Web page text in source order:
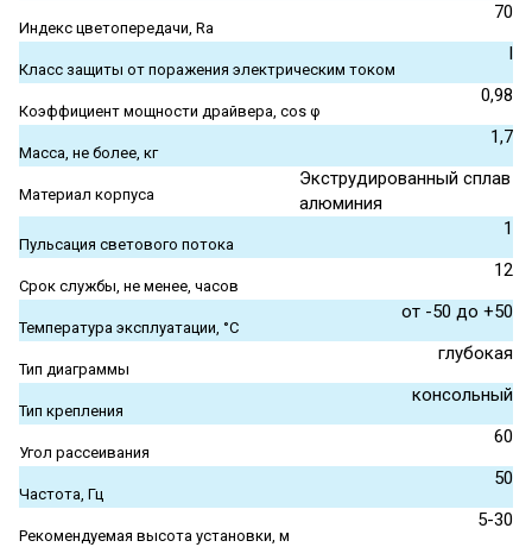
Индекс цветопередачи, Ra
70
Класс защиты от поражения электрическим током
I
Коэффициент мощности драйвера, cos φ
0,98
Масса, не более, кг
1,7
Материал корпуса
Экструдированный сплав
алюминия
Пульсация светового потока
1
Срок службы, не менее, часов
12
Температура эксплуатации, °С
от -50 до +50
Тип диаграммы
глубокая
Тип крепления
консольный
Угол рассеивания
60
Частота, Гц
50
Рекомендуемая высота установки, м
5-30